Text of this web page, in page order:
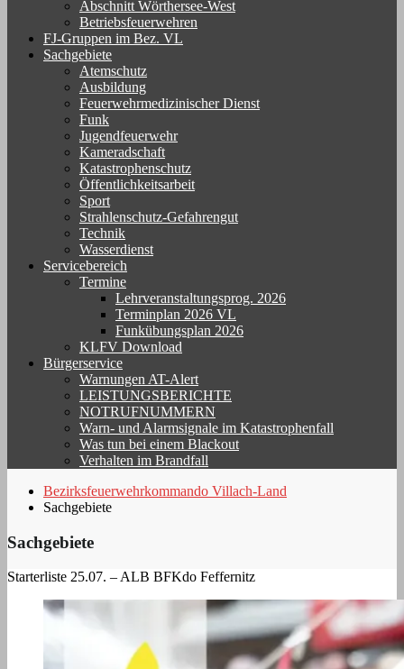
Abschnitt Wörthersee-West
Betriebsfeuerwehren
FJ-Gruppen im Bez. VL
Sachgebiete
Atemschutz
Ausbildung
Feuerwehrmedizinischer Dienst
Funk
Jugendfeuerwehr
Kameradschaft
Katastrophenschutz
Öffentlichkeitsarbeit
Sport
Strahlenschutz-Gefahrengut
Technik
Wasserdienst
Servicebereich
Termine
Lehrveranstaltungsprog. 2026
Terminplan 2026 VL
Funkübungsplan 2026
KLFV Download
Bürgerservice
Warnungen AT-Alert
LEISTUNGSBERICHTE
NOTRUFNUMMERN
Warn- und Alarmsignale im Katastrophenfall
Was tun bei einem Blackout
Verhalten im Brandfall
Bezirksfeuerwehrkommando Villach-Land
Sachgebiete
Sachgebiete
Starterliste 25.07. – ALB BFKdo Feffernitz